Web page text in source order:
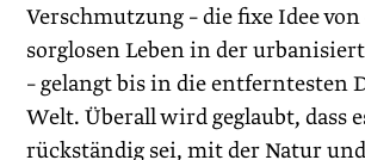
Verschmutzung – die fixe Idee
sorglosen Leben in der
– gelangt bis in die entferntesten
Welt. Überall wird geglaubt, dass
rückständig sei, mit der Natur